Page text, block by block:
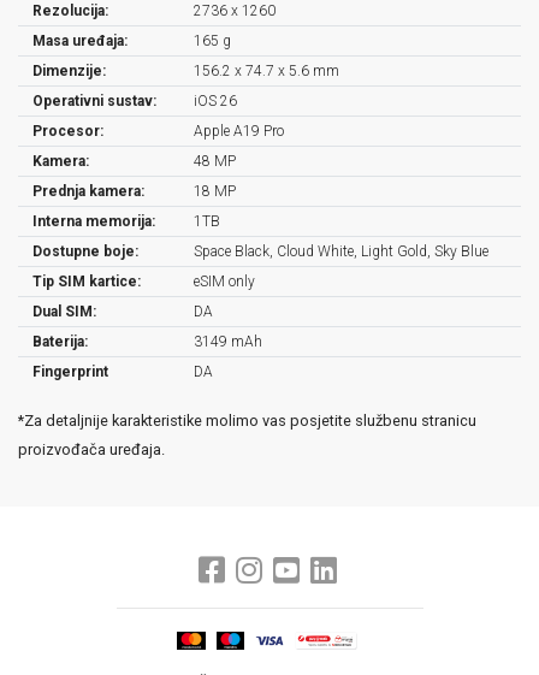
Rezolucija:
2736 x 1260
Masa uređaja:
165 g
Dimenzije:
156.2 x 74.7 x 5.6 mm
Operativni sustav:
iOS 26
Procesor:
Apple A19 Pro
Kamera:
48 MP
Prednja kamera:
18 MP
Interna memorija:
1TB
Dostupne boje:
Space Black, Cloud White, Light Gold, Sky Blue
Tip SIM kartice:
eSIM only
Dual SIM:
DA
Baterija:
3149 mAh
Fingerprint
DA
*Za detaljnije karakteristike molimo vas posjetite službenu stranicu
proizvođača uređaja.